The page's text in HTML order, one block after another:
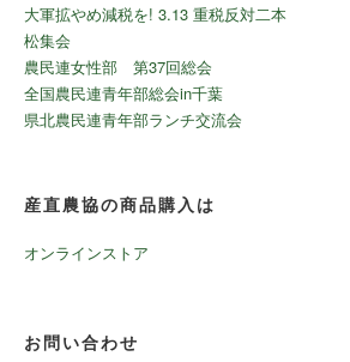
大軍拡やめ減税を! 3.13 重税反対二本
松集会
農民連女性部 第37回総会
全国農民連青年部総会in千葉
県北農民連青年部ランチ交流会
産直農協の商品購入は
オンラインストア
お問い合わせ